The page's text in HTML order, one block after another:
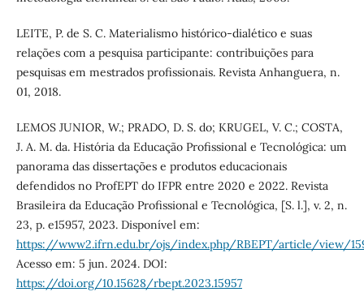
LEITE, P. de S. C. Materialismo histórico-dialético e suas
relações com a pesquisa participante: contribuições para
pesquisas em mestrados profissionais. Revista Anhanguera, n.
01, 2018.
LEMOS JUNIOR, W.; PRADO, D. S. do; KRUGEL, V. C.; COSTA,
J. A. M. da. História da Educação Profissional e Tecnológica: um
panorama das dissertações e produtos educacionais
defendidos no ProfEPT do IFPR entre 2020 e 2022. Revista
Brasileira da Educação Profissional e Tecnológica, [S. l.], v. 2, n.
23, p. e15957, 2023. Disponível em:
https://www2.ifrn.edu.br/ojs/index.php/RBEPT/article/view/
Acesso em: 5 jun. 2024. DOI:
https://doi.org/10.15628/rbept.2023.15957